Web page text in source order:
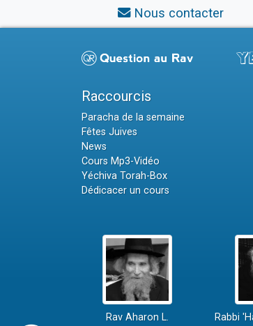
Nous contacter
Raccourcis
Paracha de la semaine
Fêtes Juives
News
Cours Mp3-Vidéo
Yéchiva Torah-Box
Dédicacer un cours
Rav Aharon L. Rabbi